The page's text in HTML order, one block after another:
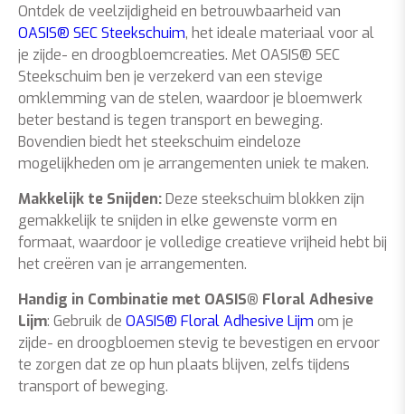
Ontdek de veelzijdigheid en betrouwbaarheid van
OASIS® SECSteekschuim, het ideale materiaal voor al
je zijde- en droogbloemcreaties. Met OASIS® SEC
Steekschuim ben je verzekerd van een stevige
omklemming van de stelen, waardoor je bloemwerk
beter bestand is tegen transport en beweging.
Bovendien biedt het steekschuim eindeloze
mogelijkheden om je arrangementen uniek te maken.
Makkelijk te Snijden:Deze steekschuim blokken zijn
gemakkelijk te snijden in elke gewenste vorm en
formaat, waardoor je volledige creatieve vrijheid hebt bij
het creëren van je arrangementen.
Handig in Combinatie met OASIS® Floral Adhesive
Lijm: Gebruik de OASIS® Floral Adhesive Lijm om je
zijde- en droogbloemen stevig te bevestigen en ervoor
te zorgen dat ze op hun plaats blijven, zelfs tijdens
transport of beweging.